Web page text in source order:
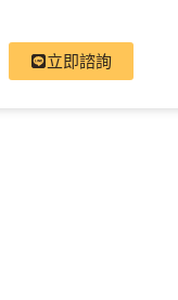
立即諮詢